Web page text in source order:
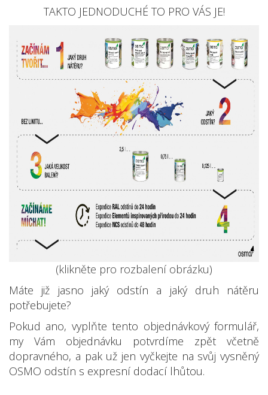
TAKTO JEDNODUCHÉ TO PRO VÁS JE!
(klikněte pro rozbalení obrázku)
Máte již jasno jaký odstín a jaký druh nátěru
potřebujete?
Pokud ano, vyplňte tento objednávkový formulář,
my Vám objednávku potvrdíme zpět včetně
dopravného, a pak už jen vyčkejte na svůj vysněný
OSMO odstín s expresní dodací lhůtou.